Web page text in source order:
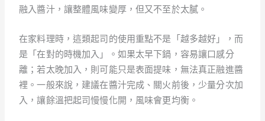
融入醬汁，讓整體風味變厚，但又不至於太膩。
在家料理時，這類起司的使用重點不是「越多越好」，而
是「在對的時機加入」。如果太早下鍋，容易讓口感分
離；若太晚加入，則可能只是表面提味，無法真正融進醬
裡。一般來說，建議在醬汁完成、關火前後，少量分次加
入，讓餘溫把起司慢慢化開，風味會更均衡。